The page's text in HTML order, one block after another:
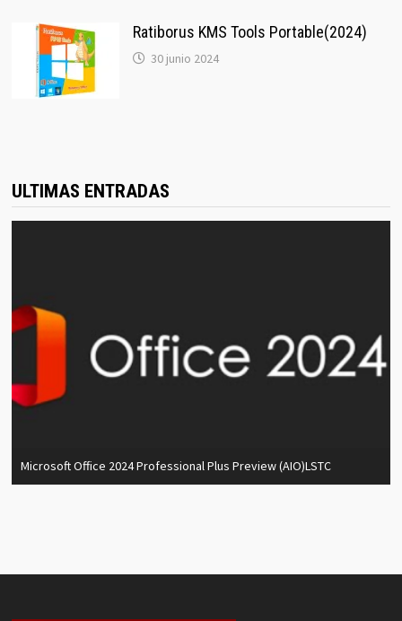
Ratiborus KMS Tools Portable(2024)
30 junio 2024
ULTIMAS ENTRADAS
Microsoft Office 2024 Professional Plus Preview (AIO)LSTC